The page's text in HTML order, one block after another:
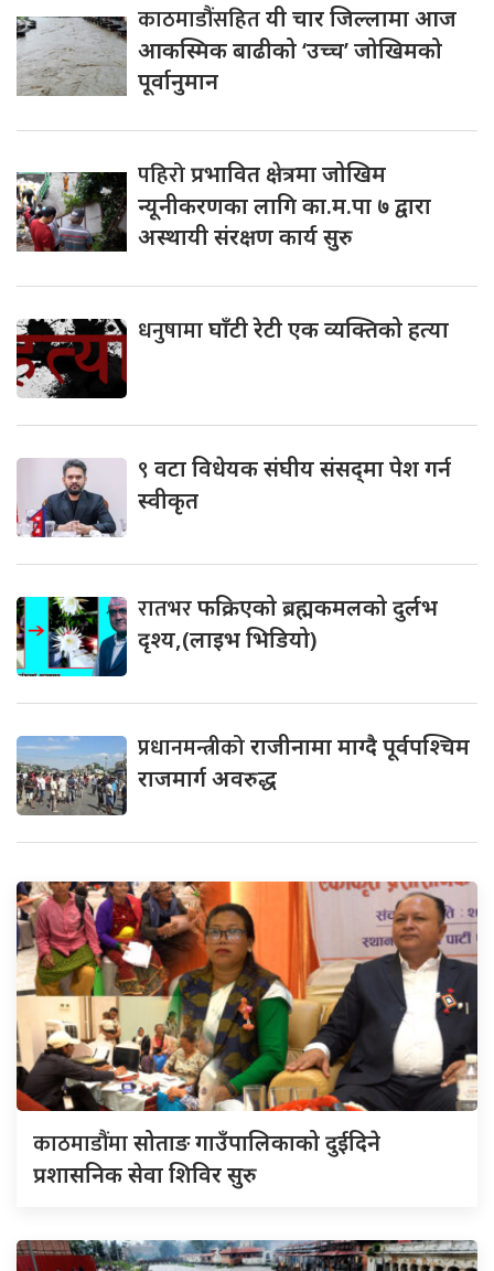
काठमाडौंसहितयी चार जिल्लामा आज
आकस्मिक बाढीको ‘उच्च’ जोखिमको
पूर्वानुमान
पहिरोप्रभावित क्षेत्रमा जोखिम
न्यूनीकरणका लागि का.म.पा ७ द्वारा
अस्थायी संरक्षण कार्य सुरु
धनुषामाघाँटी रेटी एक व्यक्तिको हत्या
९ वटा विधेयक संघीय संसद्‌मा पेश गर्न
स्वीकृत
रातभरफक्रिएको ब्रह्मकमलको दुर्लभ
दृश्य,(लाइभ भिडियो)
प्रधानमन्त्रीकोराजीनामा माग्दै पूर्वपश्चिम
राजमार्ग अवरुद्ध
काठमाडौंमासोताङ गाउँपालिकाको दुईदिने
प्रशासनिक सेवा शिविर सुरु